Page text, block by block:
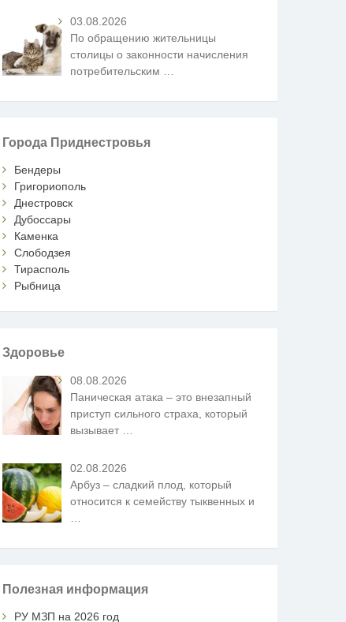
03.08.2026
По обращению жительницы
столицы о законности начисления
потребительским
Города Приднестровья
Бендеры
Григориополь
Днестровск
Дубоссары
Каменка
Слободзея
Тирасполь
Рыбница
Здоровье
08.08.2026
Паническая атака – это внезапный
приступ сильного страха, который
вызывает
02.08.2026
Арбуз – сладкий плод, который
относится к семейству тыквенных и
Полезная информация
РУ МЗП на 2026 год